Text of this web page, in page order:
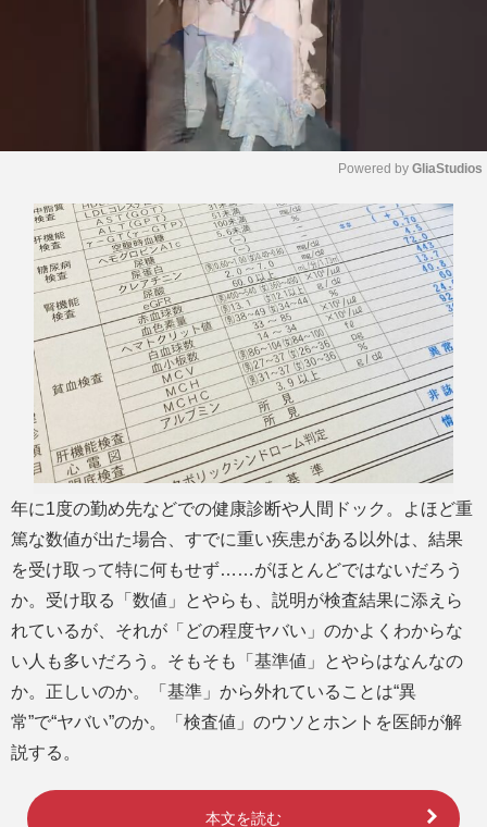
M
u
t
e
Powered by GliaStudios
年に1度の勤め先などでの健康診断や人間ドック。よほど重
篤な数値が出た場合、すでに重い疾患がある以外は、結果
を受け取って特に何もせず……がほとんどではないだろう
か。受け取る「数値」とやらも、説明が検査結果に添えら
れているが、それが「どの程度ヤバい」のかよくわからな
い人も多いだろう。そもそも「基準値」とやらはなんなの
か。正しいのか。「基準」から外れていることは“異
常”で“ヤバい”のか。「検査値」のウソとホントを医師が解
説する。
本文を読む